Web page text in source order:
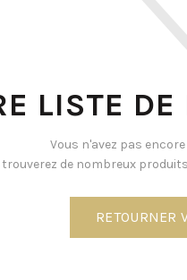
LISTE
Vous n'avez pas
trouverez de nombreux
RETOURNER